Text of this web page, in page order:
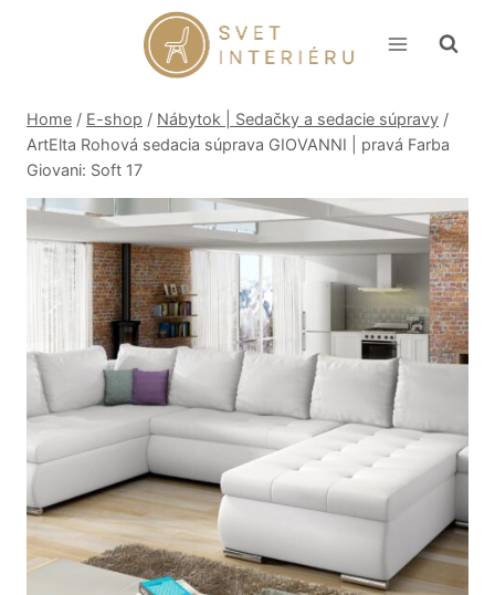
Home / E-shop / Nábytok | Sedačky a sedacie súpravy /
ArtElta Rohová sedacia súprava GIOVANNI | pravá Farba
Giovani: Soft 17